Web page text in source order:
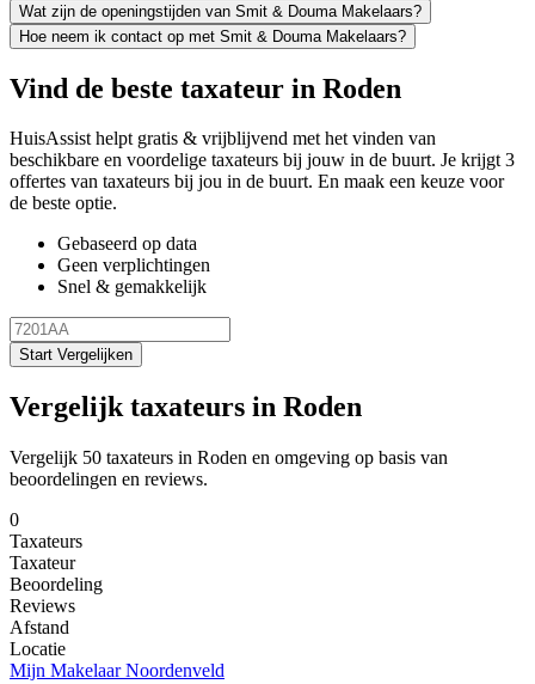
Wat zijn de openingstijden van Smit & Douma Makelaars?
Hoe neem ik contact op met Smit & Douma Makelaars?
Vind de beste taxateur in Roden
HuisAssist helpt gratis & vrijblijvend met het vinden van
beschikbare en voordelige taxateurs bij jouw in de buurt. Je krijgt 3
offertes van taxateurs bij jou in de buurt. En maak een keuze voor
de beste optie.
Gebaseerd op data
Geen verplichtingen
Snel & gemakkelijk
Start Vergelijken
Vergelijk taxateurs in Roden
Vergelijk 50 taxateurs in Roden en omgeving op basis van
beoordelingen en reviews.
0
Taxateurs
Taxateur
Beoordeling
Reviews
Afstand
Locatie
Mijn Makelaar Noordenveld